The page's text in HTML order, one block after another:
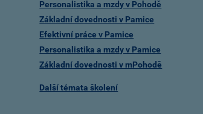
Personalistika a mzdy v Pohodě
Základní dovednosti v Pamice
Efektivní práce v Pamice
Personalistika a mzdy v Pamice
Základní dovednosti v mPohodě
Další témata školení